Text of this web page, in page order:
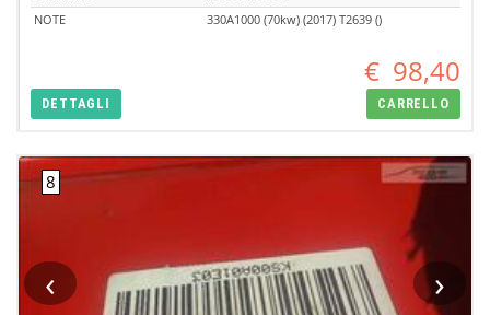
NOTE
330A1000 (70kw) (2017) T2639 ()
€ 98,40
DETTAGLI CARRELLO
‹ ›